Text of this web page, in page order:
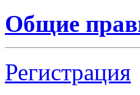
Общие
Регистрация